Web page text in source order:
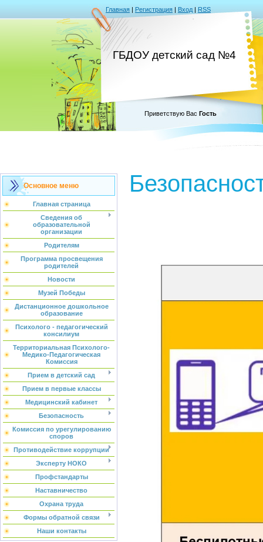
Главная | Регистрация | Вход | RSS
ГБДОУ детский сад №4
Приветствую Вас Гость
Основное меню
Главная страница
Сведения об
образовательной
организации
Родителям
Программа просвещения
родителей
Новости
Музей Победы
Дистанционное дошкольное
образование
Психолого - педагогический
консилиум
Территориальная Психолого-
Медико-Педагогическая
Комиссия
Прием в детский сад
Прием в первые классы
Медицинский кабинет
Безопасность
Комиссия по урегулированию
споров
Противодействие коррупции
Эксперту НОКО
Профстандарты
Наставничество
Охрана труда
Формы обратной связи
Наши контакты